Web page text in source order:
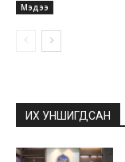
Мэдээ
ИХ УНШИГДСАН